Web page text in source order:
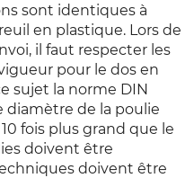
sont identiques à
en plastique. Lors de
il faut respecter les
pour le dos en
sujet la norme DIN
diamètre de la poulie
fois plus grand que le
doivent être
doivent être